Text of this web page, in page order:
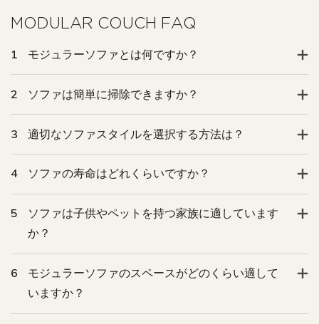
MODULAR COUCH FAQ
1 モジュラーソファとは何ですか？
2 ソファは簡単に掃除できますか？
3 適切なソファスタイルを選択する方法は？
4 ソファの寿命はどれくらいですか？
5
ソファは子供やペットを持つ家族に適しています
か？
6
モジュラーソファのスペースがどのくらい適して
いますか？